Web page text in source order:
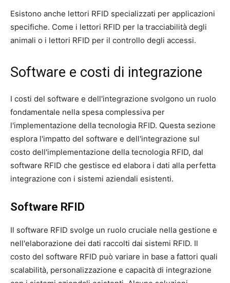
Esistono anche lettori RFID specializzati per applicazioni
specifiche. Come i lettori RFID per la tracciabilità degli
animali o i lettori RFID per il controllo degli accessi.
Software e costi di integrazione
I costi del software e dell'integrazione svolgono un ruolo
fondamentale nella spesa complessiva per
l'implementazione della tecnologia RFID. Questa sezione
esplora l'impatto del software e dell'integrazione sul
costo dell'implementazione della tecnologia RFID, dal
software RFID che gestisce ed elabora i dati alla perfetta
integrazione con i sistemi aziendali esistenti.
Software RFID
Il software RFID svolge un ruolo cruciale nella gestione e
nell'elaborazione dei dati raccolti dai sistemi RFID. Il
costo del software RFID può variare in base a fattori quali
scalabilità, personalizzazione e capacità di integrazione